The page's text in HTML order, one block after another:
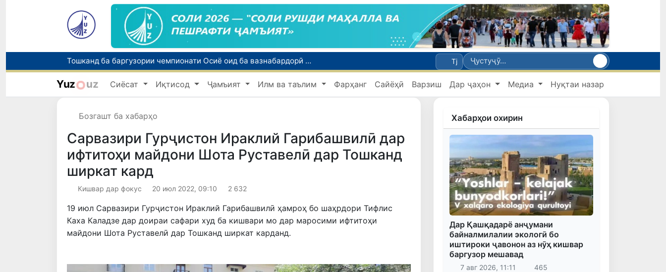
Тошканд ба баргузории чемпионати Осиё оид ба вазнабардорӣ омодагӣ мебинад
Шаҳрвандони Ӯзбекистон метавонанд дар доираи барномаи H-2A ба корҳои мавсимии кишоварзӣ дар ИМА сафарбар шаванд
Намояндагии Агентии муҳоҷират дар Москва моҳи июл ба зиёда аз 1,8 ҳазор шаҳрванди Ӯзбекистон кумак расонд
Tj
Yuz uz Сиёсат Иқтисод Ҷамъият Илм ва таълим Фарҳанг Сайёҳӣ Варзиш Дар ҷаҳон Медиа Нуқтаи назар
Бозгашт ба хабарҳо
Сарвазири Гурҷистон Ираклий Гарибашвилӣ дар
ифтитоҳи майдони Шота Руставелӣ дар Тошканд
ширкат кард
Кишвар дар фокус 20 июл 2022, 09:10 2 632
19 июл Сарвазири Гурҷистон Ираклий Гарибашвилӣ ҳамроҳ бо шаҳрдори Тифлис
Каха Каладзе дар доираи сафари худ ба кишвари мо дар маросими ифтитоҳи
майдони Шота Руставелӣ дар Тошканд ширкат карданд.
Хабарҳои охирин
Дар Қашқадарё анҷумани
байналмилалии экологӣ бо
иштироки ҷавонон аз нӯҳ кишвар
баргузор мешавад
7 авг 2026, 11:11 465